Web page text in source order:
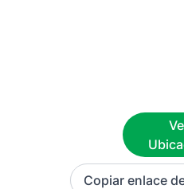
Copiar enlace